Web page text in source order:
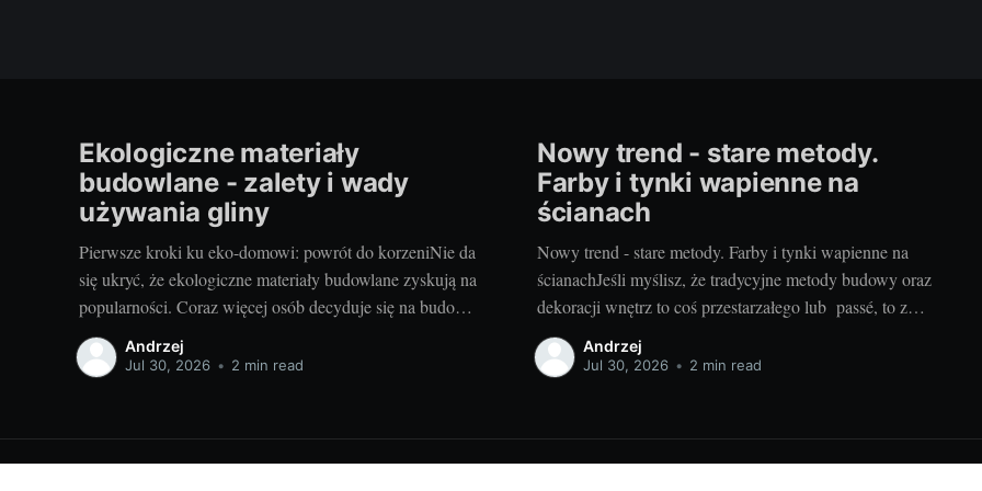
Ekologiczne materiały
budowlane - zalety i wady
używania gliny
Pierwsze kroki ku eko-domowi: powrót do korzeniNie da
się ukryć, że ekologiczne materiały budowlane zyskują na
popularności. Coraz więcej osób decyduje się na budowę
domów z takich surowców jak glina, szukając nie tylko
oszczędności, ale również najbardziej naturalnego
Andrzej
Jul 30, 2026 • 2 min read
Nowy trend - stare metody.
Farby i tynki wapienne na
ścianach
Nowy trend - stare metody. Farby i tynki wapienne na
ścianachJeśli myślisz, że tradycyjne metody budowy oraz
dekoracji wnętrz to coś przestarzałego lub passé, to z
przyjemnością cię wyprowadzimy z błędu. Ostatnie lata
przyniosły nam bowiem powrót do korzeni, a to nie tylko
Andrzej
Jul 30, 2026 • 2 min read